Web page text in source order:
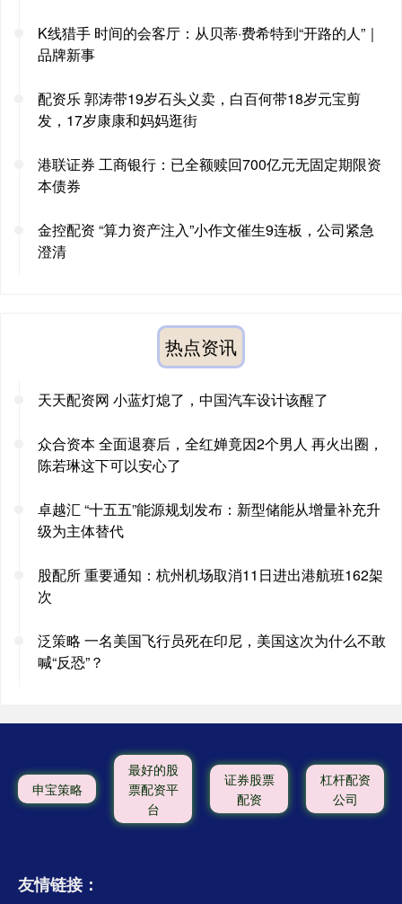
K线猎手 时间的会客厅：从贝蒂·费希特到“开路的人”｜
品牌新事
配资乐 郭涛带19岁石头义卖，白百何带18岁元宝剪
发，17岁康康和妈妈逛街
港联证券 工商银行：已全额赎回700亿元无固定期限资
本债券
金控配资 “算力资产注入”小作文催生9连板，公司紧急
澄清
热点资讯
天天配资网 小蓝灯熄了，中国汽车设计该醒了
众合资本 全面退赛后，全红婵竟因2个男人 再火出圈，
陈若琳这下可以安心了
卓越汇 “十五五”能源规划发布：新型储能从增量补充升
级为主体替代
股配所 重要通知：杭州机场取消11日进出港航班162架
次
泛策略 一名美国飞行员死在印尼，美国这次为什么不敢
喊“反恐”？
申宝策略
最好的股
票配资平
台
证券股票
配资
杠杆配资
公司
友情链接：